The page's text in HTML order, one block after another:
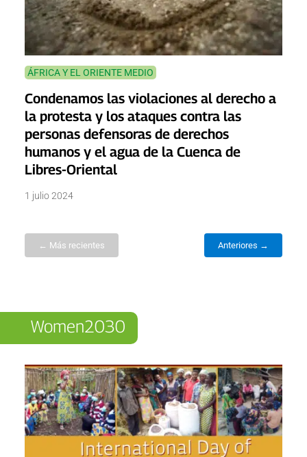
ÁFRICA Y EL ORIENTE MEDIO
Condenamos las violaciones al derecho a
la protesta y los ataques contra las
personas defensoras de derechos
humanos y el agua de la Cuenca de
Libres-Oriental
1 julio 2024
← Más recientes Anteriores →
Women2030